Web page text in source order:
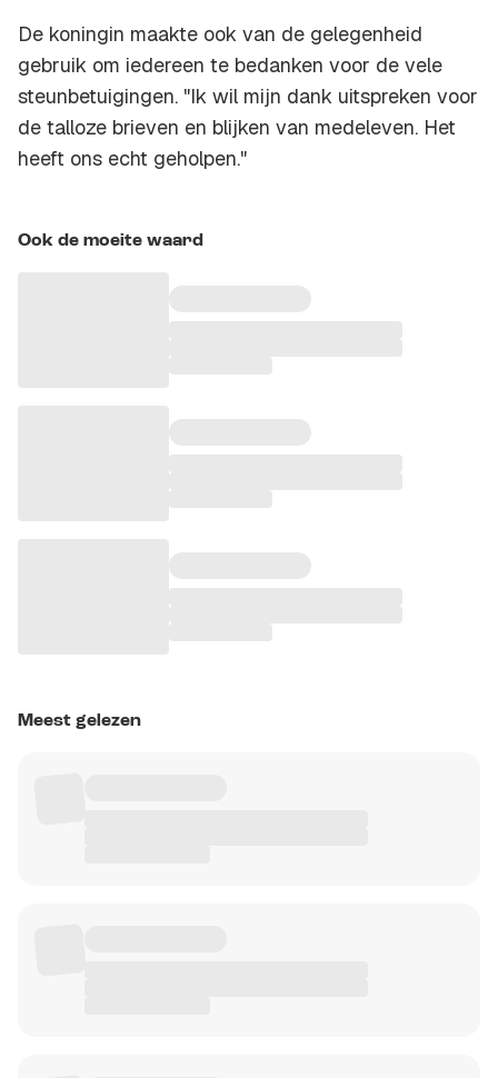
De koningin maakte ook van de gelegenheid
gebruik om iedereen te bedanken voor de vele
steunbetuigingen. "Ik wil mijn dank uitspreken voor
de talloze brieven en blijken van medeleven. Het
heeft ons echt geholpen."
Ook de moeite waard
Meest gelezen